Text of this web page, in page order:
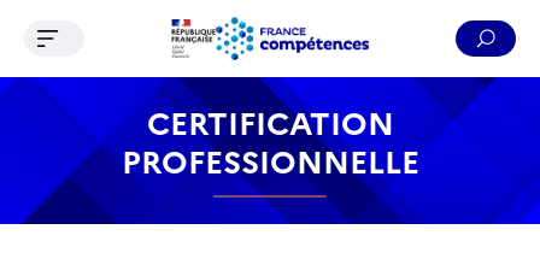
Contenu Recherche Menu Pied de page
Ouvrir le menu de navigation
CERTIFICATION
PROFESSIONNELLE